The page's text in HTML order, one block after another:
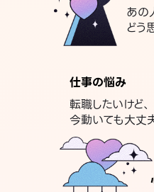
あの
どう
仕事の悩み
転職したいけど、
今動いても大丈